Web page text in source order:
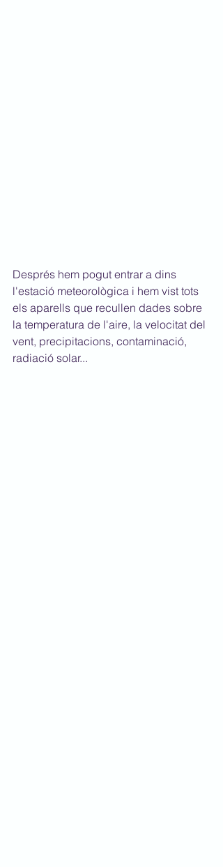
Després hem pogut entrar a dins
l'estació meteorològica i hem vist tots
els aparells que recullen dades sobre
la temperatura de l'aire, la velocitat del
vent, precipitacions, contaminació,
radiació solar...